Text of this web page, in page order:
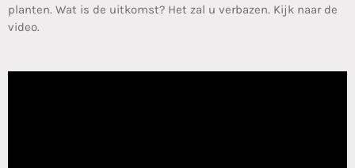
planten. Wat is de uitkomst? Het zal u verbazen. Kijk naar de
video.